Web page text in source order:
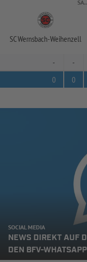
SA..
SC Wernsbach-Weihenzell
- -
0
0
SOCIAL MEDIA
NEWS DIREKT AUF
DEN BFV-